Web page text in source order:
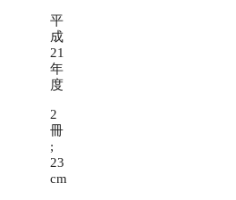
平
成
21
年
度
2
冊
;
23
cm